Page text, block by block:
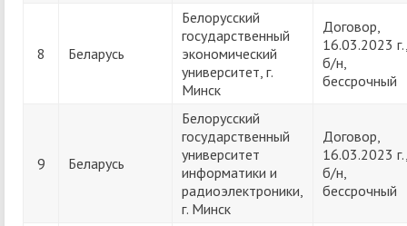
8 Беларусь
Белорусский
государственный
экономический
университет, г.
Минск
Договор,
16.03.2023
б/н,
бессрочный
9 Беларусь
Белорусский
государственный
университет
информатики и
радиоэлектроники,
г. Минск
Договор,
16.03.2023
б/н,
бессрочный